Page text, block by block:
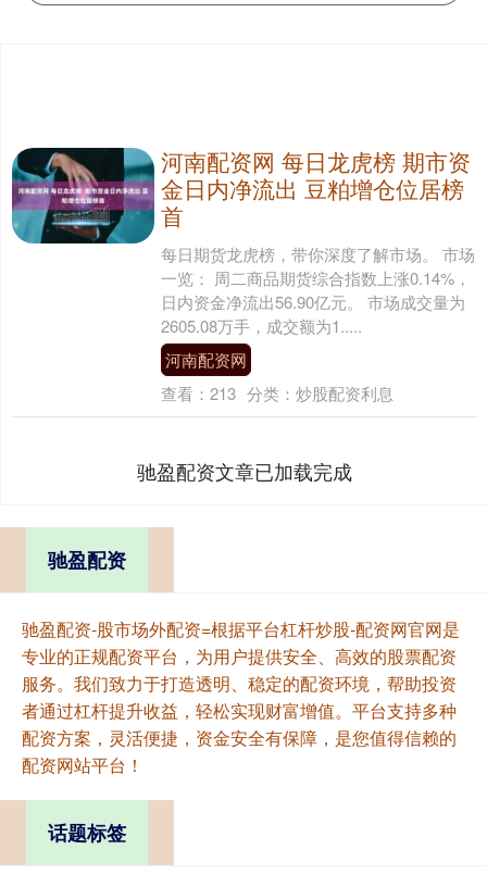
河南配资网 每日龙虎榜 期市资
金日内净流出 豆粕增仓位居榜
首
每日期货龙虎榜，带你深度了解市场。 市场
一览： 周二商品期货综合指数上涨0.14%，
日内资金净流出56.90亿元。 市场成交量为
2605.08万手，成交额为1.....
河南配资网
查看： 213 分类： 炒股配资利息
驰盈配资文章已加载完成
驰盈配资
驰盈配资-股市场外配资=根据平台杠杆炒股-配资网官网是
专业的正规配资平台，为用户提供安全、高效的股票配资
服务。我们致力于打造透明、稳定的配资环境，帮助投资
者通过杠杆提升收益，轻松实现财富增值。平台支持多种
配资方案，灵活便捷，资金安全有保障，是您值得信赖的
配资网站平台！
话题标签